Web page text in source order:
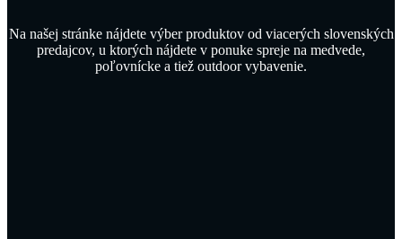
Na našej stránke nájdete výber produktov od viacerých slovenských
predajcov, u ktorých nájdete v ponuke spreje na medvede,
poľovnícke a tiež outdoor vybavenie.